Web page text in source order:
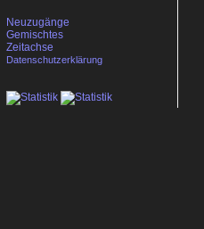
Neuzugänge
Gemischtes
Zeitachse
Datenschutzerklärung